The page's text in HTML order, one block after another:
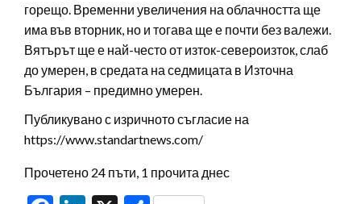
горещо. Временни увеличения на облачността ще
има във вторник, но и тогава ще е почти без валежи.
Вятърът ще е най-често от изток-североизток, слаб
до умерен, в средата на седмицата в Източна
България – предимно умерен.
Публикувано с изричното съгласие на
https://www.standartnews.com/
Прочетено 24 пъти, 1 прочита днес